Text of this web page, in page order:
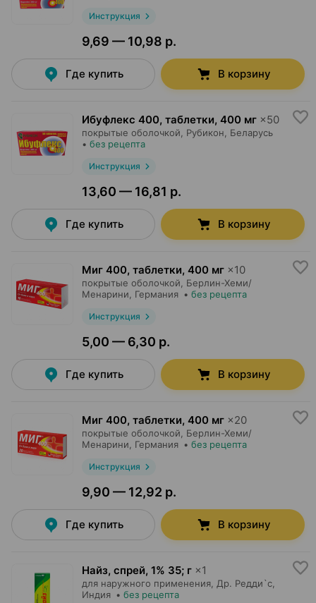
Инструкция
9,69 — 10,98 р.
Где купить В корзину
Ибуфлекс 400, таблетки, 400 мг ×50
покрытые оболочкой, Рубикон , Беларусь
• без рецепта
Инструкция
13,60 — 16,81 р.
Где купить В корзину
Миг 400, таблетки, 400 мг ×10
покрытые оболочкой,
Берлин-Хеми/
Менарини , Германия • без рецепта
Инструкция
5,00 — 6,30 р.
Где купить В корзину
Миг 400, таблетки, 400 мг ×20
покрытые оболочкой,
Берлин-Хеми/
Менарини , Германия • без рецепта
Инструкция
9,90 — 12,92 р.
Где купить В корзину
Найз, спрей, 1% 35; г ×1
для наружного применения, Др. Редди`с
Индия • без рецепта